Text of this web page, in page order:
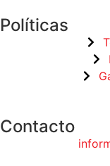
Políticas
Contacto